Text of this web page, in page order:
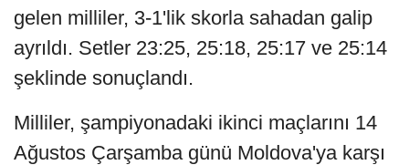
gelen milliler, 3-1'lik skorla sahadan galip
ayrıldı. Setler 23:25, 25:18, 25:17 ve 25:14
şeklinde sonuçlandı.
Milliler, şampiyonadaki ikinci maçlarını 14
Ağustos Çarşamba günü Moldova'ya karşı